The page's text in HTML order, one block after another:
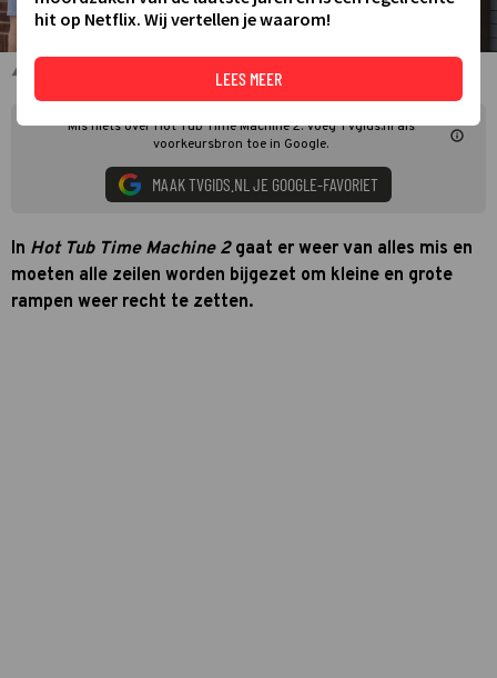
De cast van Hot Tub Time Machine 2
Mis niets over Hot Tub Time Machine 2. Voeg TVgids.nl als
voorkeursbron toe in Google.
MAAK TVGIDS.NL JE GOOGLE-FAVORIET
In Hot Tub Time Machine 2 gaat er weer van alles mis en
moeten alle zeilen worden bijgezet om kleine en grote
rampen weer recht te zetten.
hit op Netflix. Wij vertellen je waarom!
LEES MEER